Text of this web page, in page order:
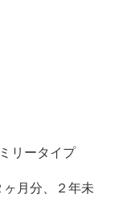
リータイプ
月分、２年未